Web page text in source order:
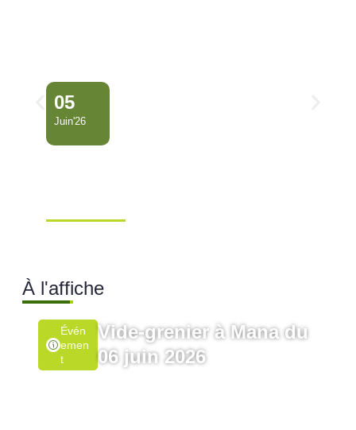
05
Juin'26
À l'affiche
Évén
Emen
T
Vide-grenier à Mana du
06 juin 2026